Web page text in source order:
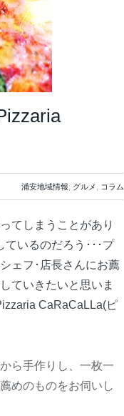
浦安地域情報 グルメ コラム
てしまうことがあり
ているのだろう･･･プ
ェフ･店長さんにお薦
ていきたいと思いま
CaRaCaLLa(ピ
ら手作りし、一枚一
めのものをお伺いし